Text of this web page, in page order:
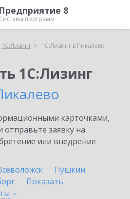
8
Система программ
1С:Лизинг 1С:Лизинг в Пикалево
1С:Лизинг
карточками,
заявку на
или внедрение
Пушкин
Показать